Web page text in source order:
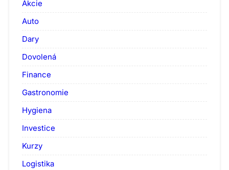
Akcie
Auto
Dary
Dovolená
Finance
Gastronomie
Hygiena
Investice
Kurzy
Logistika